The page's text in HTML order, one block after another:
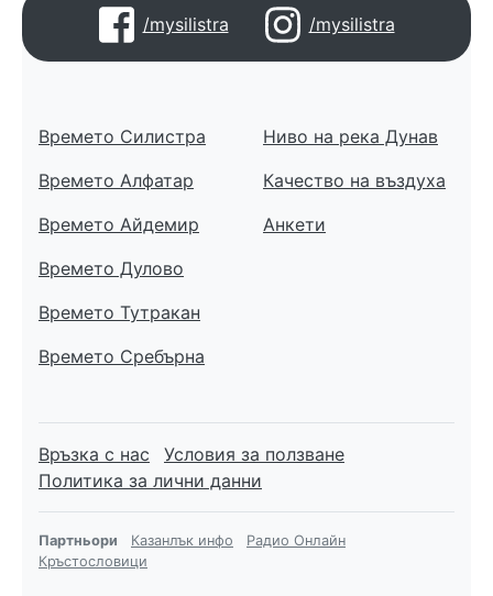
/mysilistra /mysilistra
Времето Силистра
Времето Алфатар
Времето Айдемир
Времето Дулово
Времето Тутракан
Времето Сребърна
Ниво на река Дунав
Качество на въздуха
Анкети
Връзка с нас
Условия за ползване
Политика за лични данни
Партньори Казанлък инфо
Радио Онлайн
Кръстословици